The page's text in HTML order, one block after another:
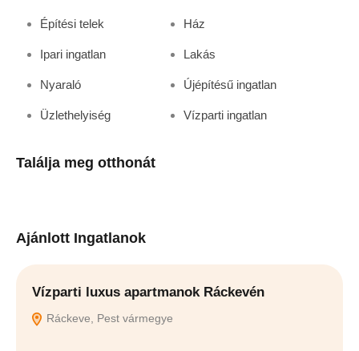
Építési telek Ház
Ipari ingatlan Lakás
Nyaraló Újépítésű ingatlan
Üzlethelyiség Vízparti ingatlan
Találja meg otthonát
Ajánlott Ingatlanok
Vízparti luxus apartmanok Ráckevén
Ráckeve, Pest vármegye